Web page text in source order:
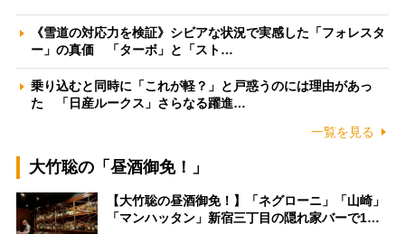
《雪道の対応力を検証》シビアな状況で実感した「フォレスタ
ー」の真価 「ターボ」と「スト…
乗り込むと同時に「これが軽？」と戸惑うのには理由があっ
た 「日産ルークス」さらなる躍進…
一覧を見る
大竹聡の「昼酒御免！」
【大竹聡の昼酒御免！】「ネグローニ」「山崎」
「マンハッタン」新宿三丁目の隠れ家バーで1…